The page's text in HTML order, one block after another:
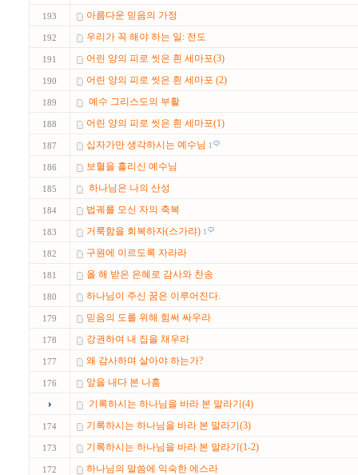
193 아름다운 믿음의 가정
192 우리가 꼭 해야 하는 일: 전도
191 어린 양의 피로 씻은 흰 세마포(3)
190 어린 양의 피로 씻은 흰 세마포 (2)
189 예수 그리스도의 부활
188 어린 양의 피로 씻은 흰 세마포(1)
187 십자가만 생각하시는 예수님 1
186 보혈을 흘리신 예수님
185 하나님은 나의 산성
184 법궤를 모신 자의 축복
183 거룩함을 회복하자(스가랴) 1
182 구원에 이르도록 자라라
181 올 해 받은 은혜로 감사와 찬송
180 하나님이 주신 꿈은 이루어진다.
179 믿음의 도를 위해 힘써 싸우라
178 강권하여 내 집을 채우라
177 왜 감사하며 살아야 하는가?
176
앞을 내다 본 나훔
기록하시는 하나님을 바라 본 말라기(4)
174 기록하시는 하나님을 바라 본 말라기(3)
173 기록하시는 하나님을 바라 본 말라기(1-2)
172 하나님의 말씀에 익숙한 에스라